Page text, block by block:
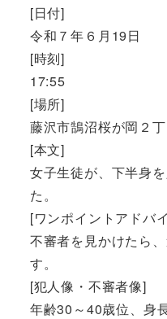
[日付]
令和７年６月19日
[時刻]
17:55
[場所]
藤沢市鵠沼桜が岡２丁
[本文]
女子生徒が、下半身
た。
[ワンポイントアドバ
不審者を見かけたら
す。
[犯人像・不審者像]
年齢30～40歳位、身